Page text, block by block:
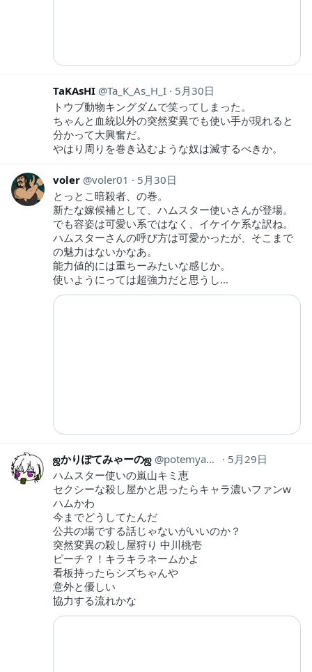
TaKAsHI Ta_K_As_H_I
5月30日
トウブ動物キングダムで笑ってしまった。
ちゃんと血統以外の突然変異でも使い手が現れると
分かって大興奮だ。
やはり周りを巻き込むような奴は滅するべきか。
voler voler01
5月30日
とっとこ暗殺者、の巻。
新たな嫁候補として、ハムスター使いさんが登場。
でも容姿は可愛い系ではなく、イケイケ系な訳ね。
ハムスターさんの呼び方は可愛かったが、そこまで
の魅力はないかなあ。
能力値的には重ちーみたいな感じか。
使いようにっては超強力だと思うし…
ஜかりぽてみゃーのஜ potemyaano
5月29日
ハムスター使いの嵐山キミ恵
セクシーな殺し屋かと思ったらキャラ濃いファンw
ハムかわ
今までどうしてたんだ
公共の場でする話じゃないがいいのか？
突然変異の殺し屋狩り 中川桃壱
ピーチ？！キラキラネームかよ
看板持ったらシズちゃんや
意外と優しい
協力する流れかな